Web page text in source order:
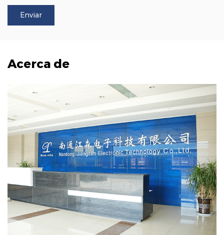
Acerca de